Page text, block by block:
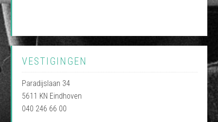
VESTIGINGEN
Paradijslaan 34
5611 KN Eindhoven
040 246 66 00